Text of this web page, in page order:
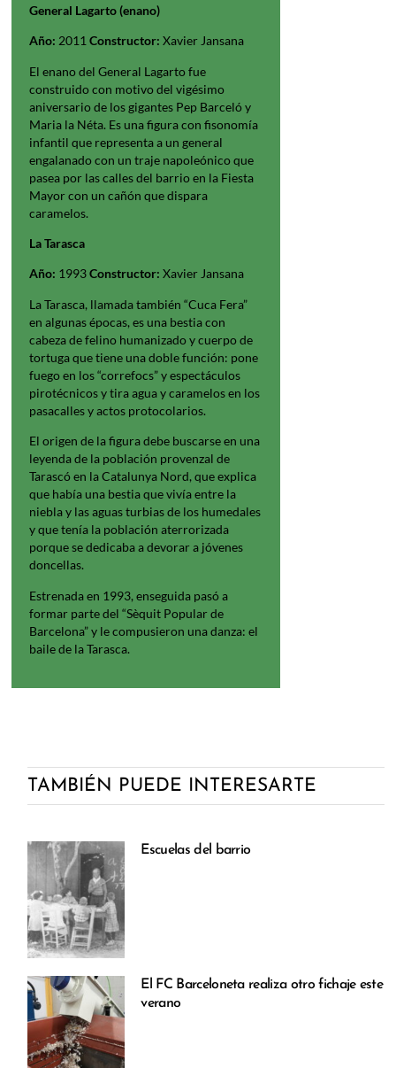
General Lagarto (enano)
Año: 2011Constructor:Xavier Jansana
El enano del General Lagarto fue
construido con motivo del vigésimo
aniversario de los gigantes Pep Barceló y
Maria la Néta. Es una figura con fisonomía
infantil que representa a un general
engalanado con un traje napoleónico que
pasea por las calles del barrio en la Fiesta
Mayor con un cañón que dispara
caramelos.
La Tarasca
Año: 1993Constructor:Xavier Jansana
La Tarasca, llamada también “Cuca Fera”
en algunas épocas, es una bestia con
cabeza de felino humanizado y cuerpo de
tortuga que tiene una doble función: pone
fuego en los “correfocs” y espectáculos
pirotécnicos y tira agua y caramelos en los
pasacalles y actos protocolarios.
El origen de la figura debe buscarse en una
leyenda de la población provenzal de
Tarascó en la Catalunya Nord, que explica
que había una bestia que vivía entre la
niebla y las aguas turbias de los humedales
y que tenía la población aterrorizada
porque se dedicaba a devorar a jóvenes
doncellas.
Estrenada en 1993, enseguida pasó a
formar parte del “Sèquit Popular de
Barcelona” y le compusieron una danza: el
baile de la Tarasca.
TAMBIÉN PUEDE INTERESARTE
Escuelas del barrio
El FC Barceloneta realiza otro fichaje este
verano